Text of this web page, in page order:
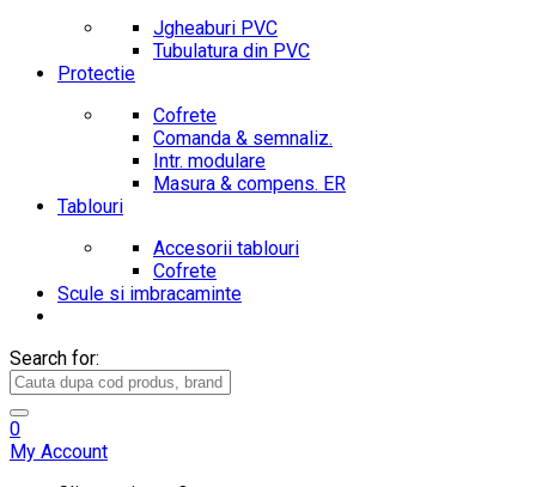
Jgheaburi PVC
Tubulatura din PVC
Protectie
Cofrete
Comanda & semnaliz.
Intr. modulare
Masura & compens. ER
Tablouri
Accesorii tablouri
Cofrete
Scule si imbracaminte
Search for:
0
My Account